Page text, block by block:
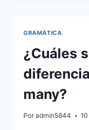
GRAMÁTICA
¿Cuáles
many?
Poradmin5844